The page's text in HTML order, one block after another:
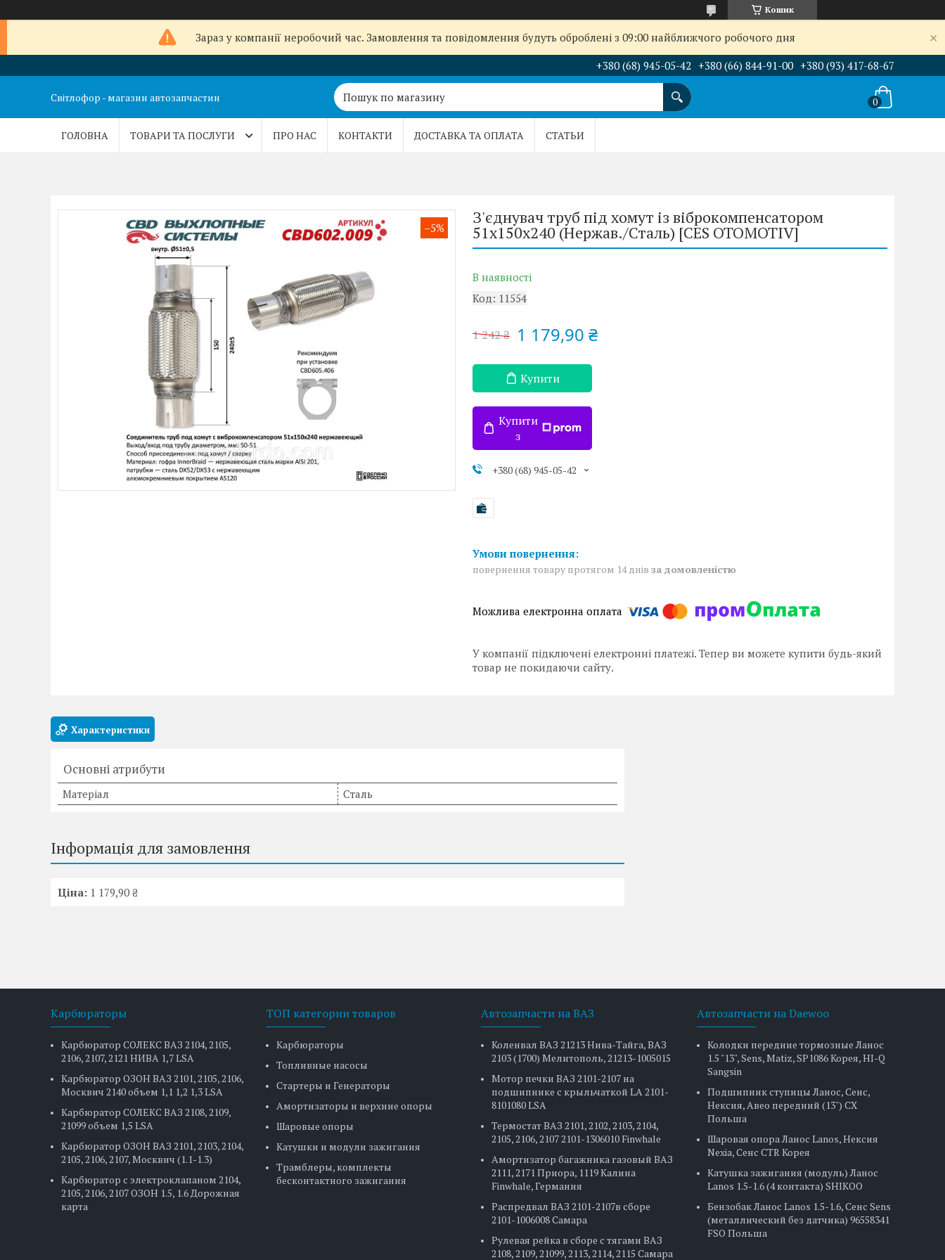
Кошик
Зараз у компанії неробочий час. Замовлення та повідомлення будуть оброблені з 09:00 найближчого робочого дня
+380 (68) 945-05-42 +380 (66) 844-91-00 +380 (93) 417-68-67
Світлофор - магазин автозапчастин
ГОЛОВНА ТОВАРИ ТА ПОСЛУГИ ПРО НАС КОНТАКТИ ДОСТАВКА ТА ОПЛАТА СТАТЬИ
–5%
З'єднувач труб під хомут із віброкомпенсатором
51x150x240 (Нержав./Сталь) [CES OTOMOTIV]
В наявності
Код: 11554
1 242 ₴ 1 179,90 ₴
Купити
Купити
з
+380 (68) 945-05-42
повернення товару протягом 14 днів за домовленістю
У компанії підключені електронні платежі. Тепер ви можете купити будь-який
товар не покидаючи сайту.
Характеристики
Основні атрибути
Матеріал Сталь
Інформація для замовлення
Ціна: 1 179,90 ₴
Карбюраторы
Карбюратор СОЛЕКС ВАЗ 2104, 2105,
2106, 2107, 2121 НИВА 1,7 LSA
Карбюратор ОЗОН ВАЗ 2101, 2105, 2106,
Москвич 2140 объем 1,1 1,2 1,3 LSA
Карбюратор СОЛЕКС ВАЗ 2108, 2109,
21099 объем 1,5 LSA
Карбюратор ОЗОН ВАЗ 2101, 2103, 2104,
2105, 2106, 2107, Москвич (1.1-1.3)
Карбюратор с электроклапаном 2104,
2105, 2106, 2107 ОЗОН 1.5, 1.6 Дорожная
карта
ТОП категории товаров
Карбюраторы
Топливные насосы
Стартеры и Генераторы
Амортизаторы и верхние опоры
Шаровые опоры
Катушки и модули зажигания
Трамблеры, комплекты
бесконтактного зажигания
Автозапчасти на ВАЗ
Коленвал ВАЗ 21213 Нива-Тайга, ВАЗ
2103 (1700) Мелитополь, 21213-1005015
Мотор печки ВАЗ 2101-2107 на
подшипнике с крыльчаткой LA 2101-
8101080 LSA
Термостат ВАЗ 2101, 2102, 2103, 2104,
2105, 2106, 2107 2101-1306010 Finwhale
Амортизатор багажника газовый ВАЗ
2111, 2171 Приора, 1119 Калина
Finwhale, Германия
Распредвал ВАЗ 2101-2107в сборе
2101-1006008 Самара
Рулевая рейка в сборе с тягами ВАЗ
2108, 2109, 21099, 2113, 2114, 2115 Самара
Автозапчасти на Daewoo
Колодки передние тормозные Ланос
1.5 "13", Sens, Matiz, SP1086 Корея, HI-Q
Sangsin
Подшипник ступицы Ланос, Сенс,
Нексия, Авео передний (13") CX
Польша
Шаровая опора Ланос Lanos, Нексия
Nexia, Сенс CTR Корея
Катушка зажигания (модуль) Ланос
Lanos 1.5-1.6 (4 контакта) SHIKOO
Бензобак Ланос Lanos 1.5-1.6, Сенс Sens
(металлический без датчика) 96558341
FSO Польша